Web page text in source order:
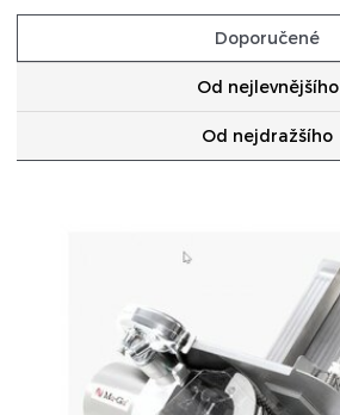
Doporučené
Od nejlevnějšího
Od nejdražšího